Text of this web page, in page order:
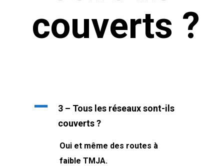
couverts ?
A
3 – Tous les réseaux sont-ils
couverts ?
Oui et même des routes à
faible TMJA.